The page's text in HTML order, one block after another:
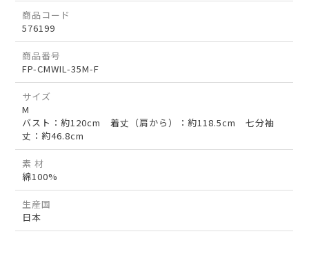
商品コード
576199
商品番号
FP-CMWIL-35M-F
サイズ
M
バスト：約120cm 着丈（肩から）：約118.5cm 七分袖
丈：約46.8cm
素 材
綿100%
生産国
日本